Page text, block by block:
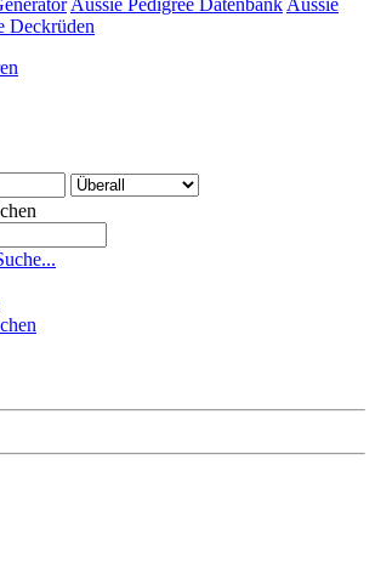
Aussie Pedigree Datenbank Aussie
Deckrüden